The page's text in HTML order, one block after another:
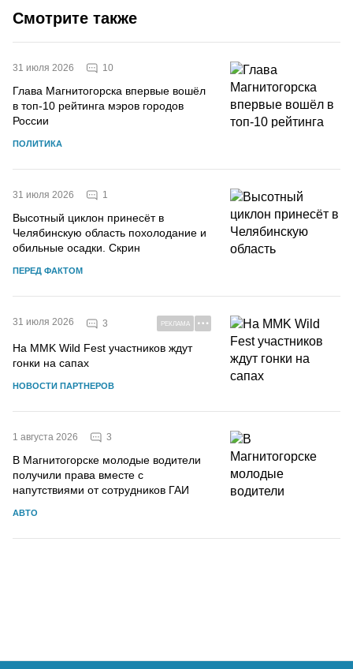
Смотрите также
31 июля 2026 10
Глава Магнитогорска впервые вошёл
в топ-10 рейтинга мэров городов
России
ПОЛИТИКА
31 июля 2026 1
Высотный циклон принесёт в
Челябинскую область похолодание и
обильные осадки. Скрин
ПЕРЕД ФАКТОМ
31 июля 2026 3 РЕКЛАМА
На MMK Wild Fest участников ждут
гонки на сапах
НОВОСТИ ПАРТНЕРОВ
1 августа 2026 3
В Магнитогорске молодые водители
получили права вместе с
напутствиями от сотрудников ГАИ
АВТО